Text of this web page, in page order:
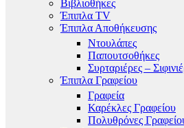
Βιβλιοθήκες
Έπιπλα TV
Έπιπλα Αποθήκευσης
Ντουλάπες
Παπουτσοθήκες
Συρταριέρες –
Έπιπλα Γραφείου
Γραφεία
Καρέκλες Γραφείου
Πολυθρόνες